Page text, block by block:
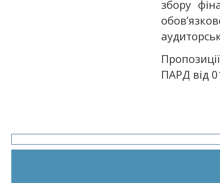
збору
ПАРД від